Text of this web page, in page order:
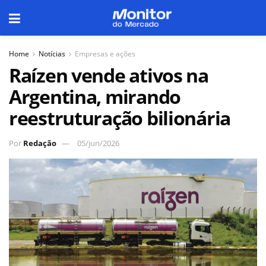
Home Notícias Empresas e ações
Raízen vende ativos na
Argentina, mirando
reestruturação bilionária
Por Redação 05/jun/2026